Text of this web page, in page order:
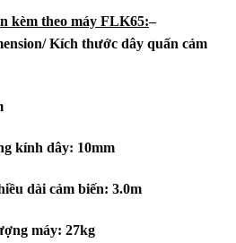
kèm theo máy FLK65:–
Kích thước dây quấn cảm
kính dây: 10mm
dài cảm biến: 3.0m
máy: 27kg